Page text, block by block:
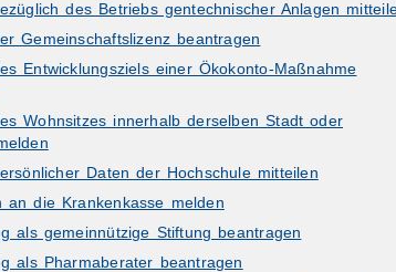
des Betriebs gentechnischer Anlagen
Gemeinschaftslizenz beantragen
Entwicklungsziels einer Ökokonto-Maßnahme
Wohnsitzes innerhalb derselben Stadt oder
Daten der Hochschule mitteilen
an die Krankenkasse melden
als gemeinnützige Stiftung beantragen
als Pharmaberater beantragen